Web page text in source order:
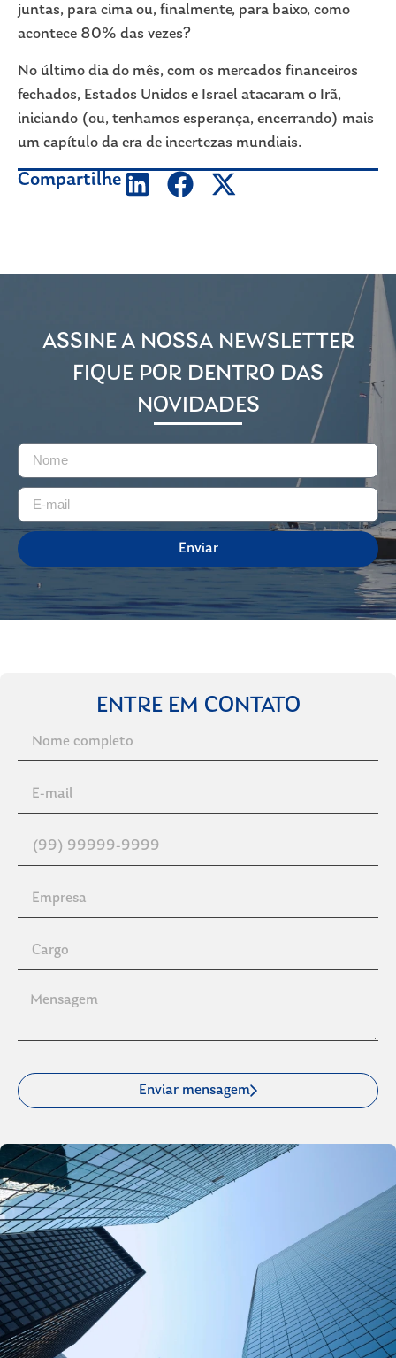
juntas, para cima ou, finalmente, para baixo, como
acontece 80% das vezes?
No último dia do mês, com os mercados financeiros
fechados, Estados Unidos e Israel atacaram o Irã,
iniciando (ou, tenhamos esperança, encerrando) mais
um capítulo da era de incertezas mundiais.
Compartilhe
ASSINE A NOSSA NEWSLETTER
FIQUE POR DENTRO DAS
NOVIDADES
Enviar
ENTRE EM CONTATO
Enviar mensagem